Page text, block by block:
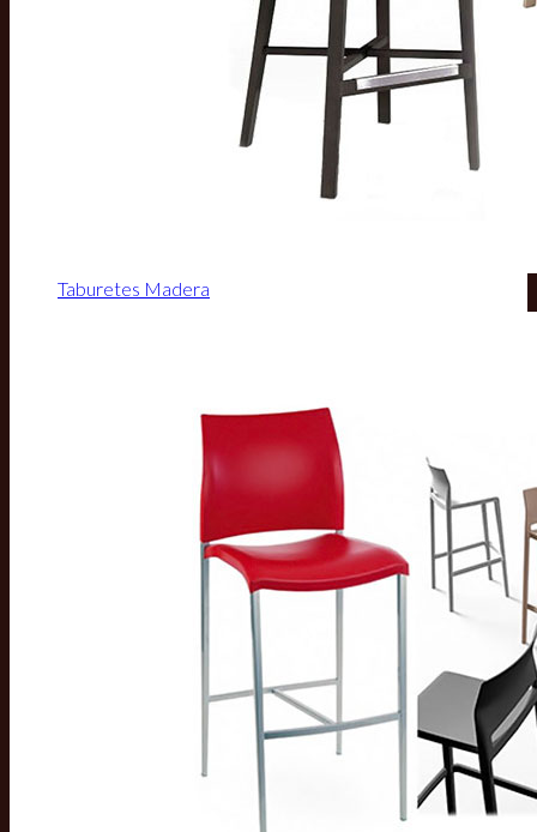
Taburetes Madera